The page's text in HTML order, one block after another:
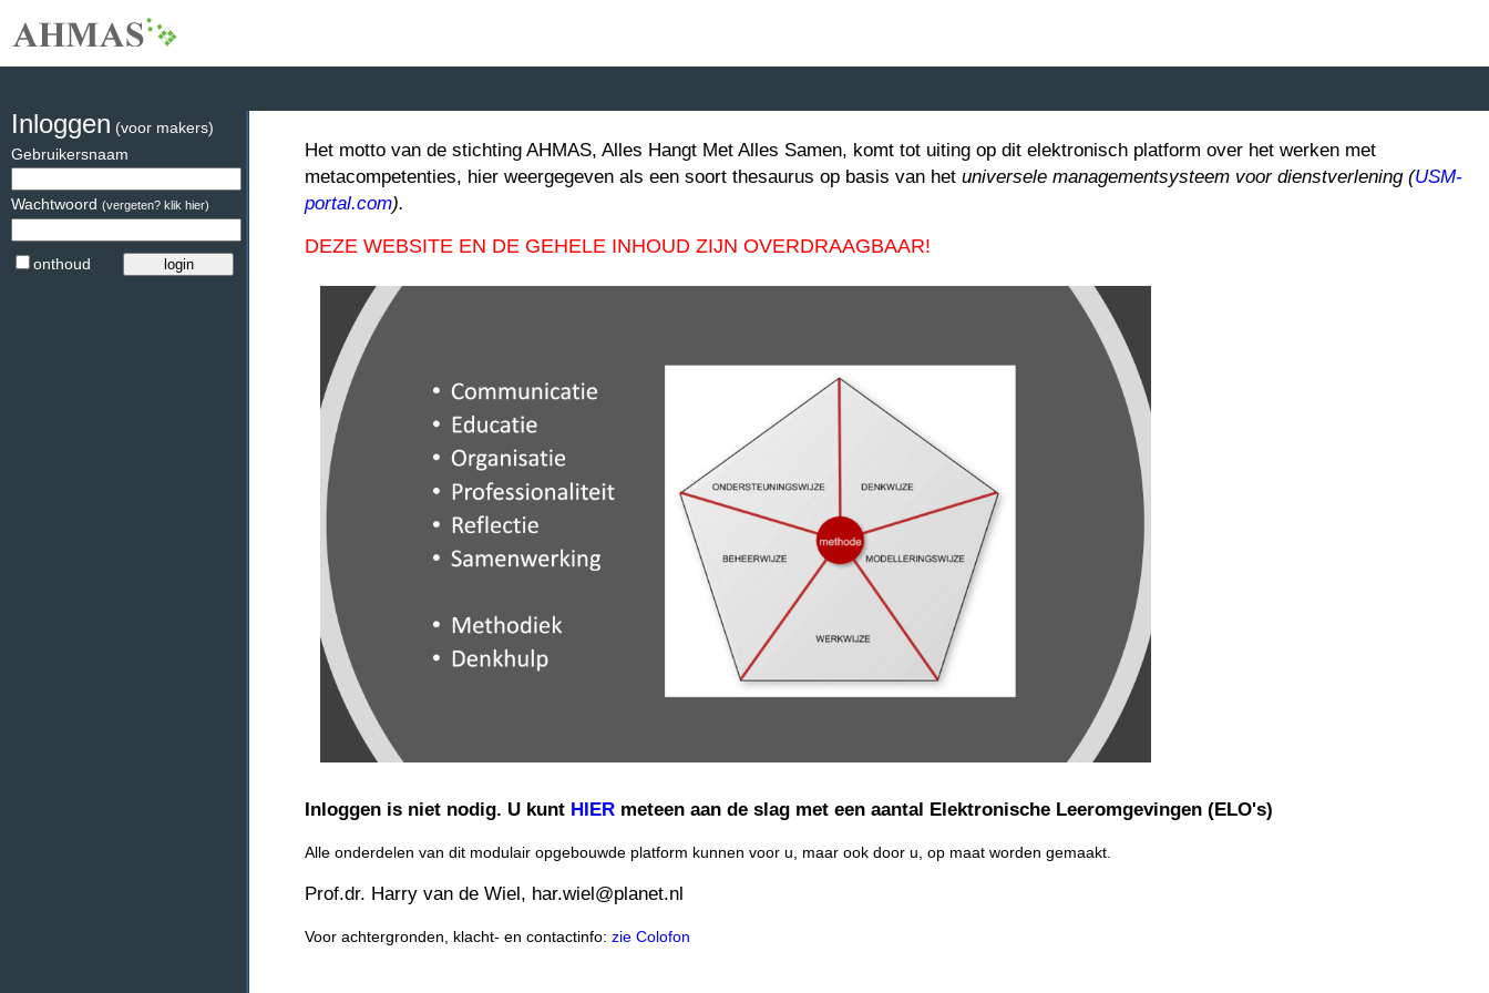
Het motto van de stichting AHMAS, Alles Hangt Met Alles Samen, komt tot uiting op dit elektronisch platform over het werken met
metacompetenties, hier weergegeven als een soort thesaurus op basis van het universele managementsysteem voor dienstverlening (USM-
portal.com).
DEZE WEBSITE EN DE GEHELE INHOUD ZIJN OVERDRAAGBAAR!
Inloggen is niet nodig. U kunt HIER meteen aan de slag met een aantal Elektronische Leeromgevingen (ELO's)
Alle onderdelen van dit modulair opgebouwde platform kunnen voor u, maar ook door u, op maat worden gemaakt.
Prof.dr. Harry van de Wiel, har.wiel@planet.nl
Voor achtergronden, klacht- en contactinfo: zie Colofon
Inloggen (voor makers)
Gebruikersnaam
Wachtwoord (vergeten? klik hier)
onthoud